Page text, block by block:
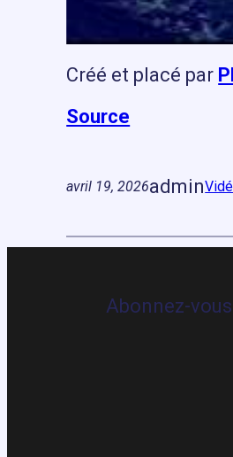
Créé et placé par
Source
avril 19, 2026admin
Abonnez-